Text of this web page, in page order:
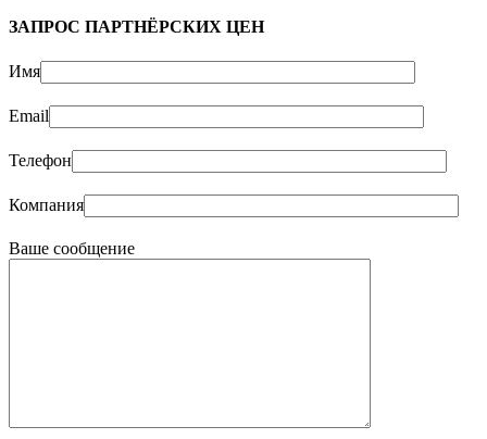
ЗАПРОС ПАРТНЁРСКИХ ЦЕН
Имя
Email
Телефон
Компания
Ваше сообщение